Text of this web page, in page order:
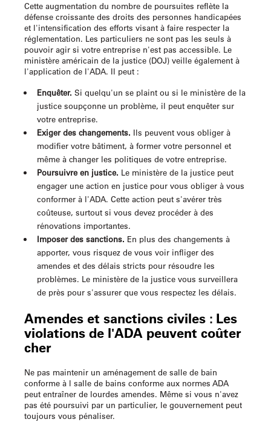
Cette augmentation du nombre de poursuites reflète la
défense croissante des droits des personnes handicapées
et l'intensification des efforts visant à faire respecter la
réglementation. Les particuliers ne sont pas les seuls à
pouvoir agir si votre entreprise n'est pas accessible. Le
ministère américain de la justice (DOJ) veille également à
l'application de l'ADA. Il peut :
Enquêter. Si quelqu'un se plaint ou si le ministère de la
justice soupçonne un problème, il peut enquêter sur
votre entreprise.
Exiger des changements. Ils peuvent vous obliger à
modifier votre bâtiment, à former votre personnel et
même à changer les politiques de votre entreprise.
Poursuivre en justice. Le ministère de la justice peut
engager une action en justice pour vous obliger à vous
conformer à l'ADA. Cette action peut s'avérer très
coûteuse, surtout si vous devez procéder à des
rénovations importantes.
Imposer des sanctions. En plus des changements à
apporter, vous risquez de vous voir infliger des
amendes et des délais stricts pour résoudre les
problèmes. Le ministère de la justice vous surveillera
de près pour s'assurer que vous respectez les délais.
Amendes et sanctions civiles : Les
violations de l'ADA peuvent coûter
cher
Ne pas maintenir un aménagement de salle de bain
conforme à l salle de bains conforme aux normes ADA
peut entraîner de lourdes amendes. Même si vous n'avez
pas été poursuivi par un particulier, le gouvernement peut
toujours vous pénaliser.